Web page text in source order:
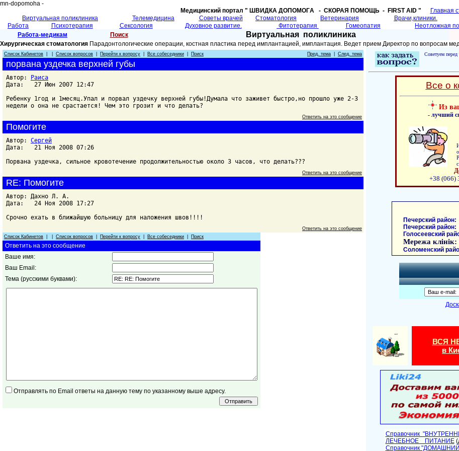
mn-dopomoha -
Медицинский портал " ШВИДКА ДОПОМОГA - СКОРАЯ ПОМОЩЬ - FIRST AID "
Главная
Виртуальная поликлиника
Телемедицина Советы врачей Cтоматология Ветеринария Врачи,клиники.
Работа
Психотерапия Сексология Духовное развитие. Фитотерапия Гомеопатия Неотложная
Работа-медикам
Поиск Виртуальная поликлиника
Хирургическая стоматология Парадонтологические операции, костная пластика перед имплантацией, имплантация. Ведет прием Директор по вопросам
Список Кабинетов Список вопросов Перейти к вопросу Все собеседники Поиск Пред. тема След. тема
порвана уздечка верхней губы
Автор:
Раиса
Дата: 27 Июн 2007 12:47
Ребенку 1год и 1месяц.Упал и порвал уздечку верхней губы!Думала что заживет быстро,но прошло уже 2-3
недели о она не срастается! Чем это грозит и что делать?
Ответить на это сообщение
Помогите
Автор: Сергей
Дата: 21 Ноя 2008 07:26
Порвана уздечка, сильное кровотечение продолжительностью около 3 часов, что делать???
Ответить на это сообщение
RE: Помогите
Автор: Дахно Л. А.
Дата: 24 Ноя 2008 17:27
Срочно ехать в ближайшую больницу для наложения швов!!!!
Ответить на это сообщение
Список Кабинетов
Список вопросов Перейти к вопросу Все собеседники Поиск
Ответить на это сообщение
Ваше имя:
Ваш Email:
Тема (русскими буквами):
Отправлять по Email ответы на данную тему по указанному выше адресу.
Советуем
Все о
Из
- лучший
+38 (066)
Печерский район:
Печерский район:
Голосеевский
Мережа клінік:
Соломенский
ВСЯ
в
Справочник
ЛЕЧЕБНОЕ ПИТАНИЕ
Cправочник